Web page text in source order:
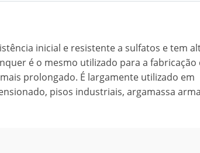
inicial e resistente a sulfatos e tem
é o mesmo utilizado para a fabricação
prolongado. É largamente utilizado em
pisos industriais, argamassa